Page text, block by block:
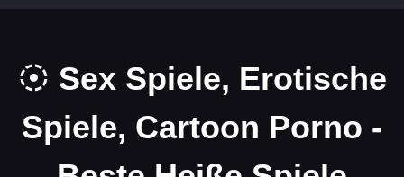
Sex Spiele, Erotische
Spiele, Cartoon Porno -